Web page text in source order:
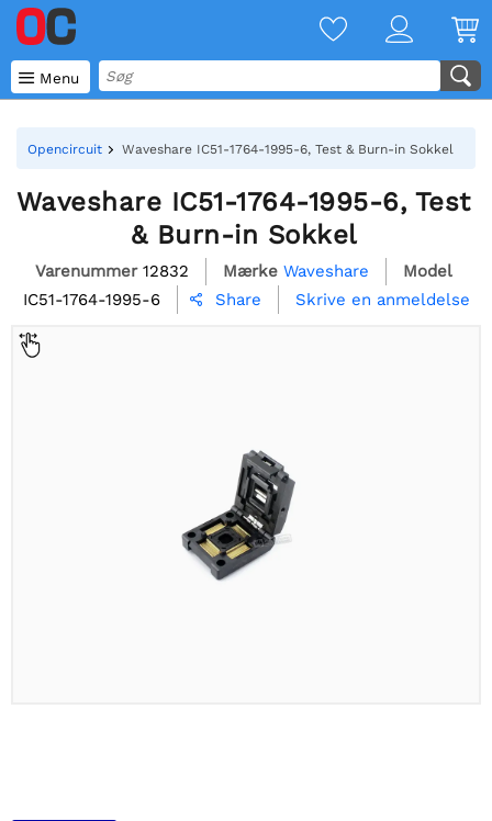
 Menu
Opencircuit Waveshare IC51-1764-1995-6, Test & Burn-in Sokkel
Waveshare IC51-1764-1995-6, Test
& Burn-in Sokkel
Varenummer 12832 Mærke Waveshare
Model
IC51-1764-1995-6
 Share Skrive en anmeldelse